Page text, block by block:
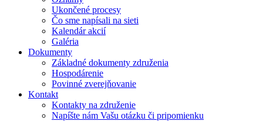
Ukončené procesy
Čo sme napísali na sieti
Kalendár akcií
Galéria
Dokumenty
Základné dokumenty združenia
Hospodárenie
Povinné zverejňovanie
Kontakt
Kontakty na združenie
Napíšte nám Vašu otázku či pripomienku